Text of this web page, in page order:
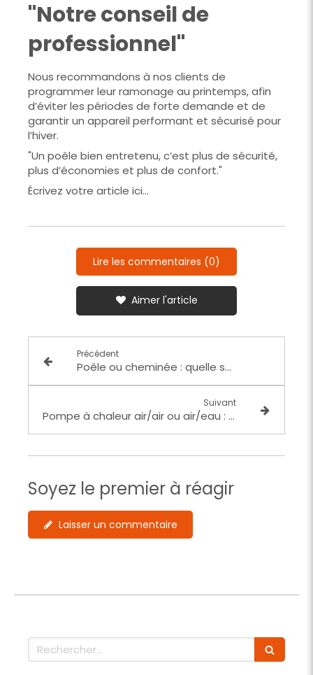
"Notre conseil de
professionnel"
Nous recommandons à nos clients de
programmer leur ramonage au printemps, afin
d’éviter les périodes de forte demande et de
garantir un appareil performant et sécurisé pour
l’hiver.
"Un poêle bien entretenu, c’est plus de sécurité,
plus d’économies et plus de confort."
Écrivez votre article ici...
Lire les commentaires (0)
Aimer l'article
Précédent
Poêle ou cheminée : quelle solution est la plus économique et écologique ?
Suivant
Pompe à chaleur air/air ou air/eau : quelle solution choisir pour votre maison ?
Soyez le premier à réagir
Laisser un commentaire
Rechercher